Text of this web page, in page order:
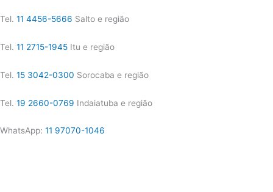
Tel. 11 4456-5666 Salto e região
Tel. 11 2715-1945 Itu e região
Tel. 15 3042-0300 Sorocaba e região
Tel. 19 2660-0769 Indaiatuba e região
WhatsApp: 11 97070-1046